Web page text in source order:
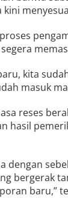
kita
masuk
reses
hasil
dengan
bergerak
baru,”